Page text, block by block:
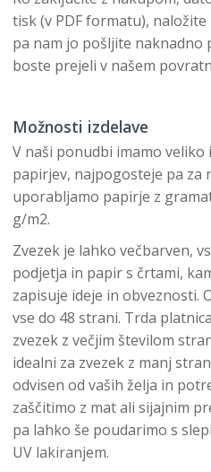
tisk (v PDF formatu),
pa nam jo pošljite naknadno
boste prejeli v našem
Možnosti izdelave
V naši ponudbi imamo
papirjev, najpogosteje pa za
uporabljamo papirje z
g/m2.
Zvezek je lahko večbarven,
podjetja in papir s črtami,
zapisuje ideje in obveznosti.
vse do 48 strani. Trda
zvezek z večjim številom
idealni za zvezek z manj
odvisen od vaših želja in
zaščitimo z mat ali sijajnim
pa lahko še poudarimo s
UV lakiranjem.